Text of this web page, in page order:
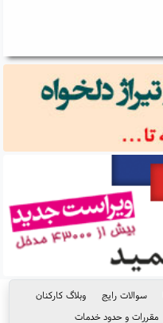
سوالات رایج
وبلاگ کارکنان
مقررات و حدود خدمات